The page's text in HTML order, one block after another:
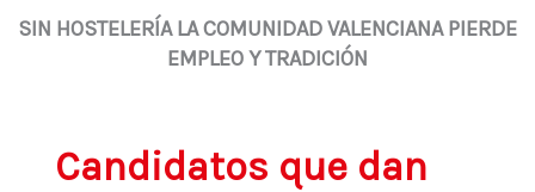
SIN HOSTELERÍA LA COMUNIDAD VALENCIANA PIERDE
EMPLEO Y TRADICIÓN
Candidatos que dan